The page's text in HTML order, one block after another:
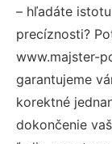
– hľadáte
precíznosti?
www.majster-
garantujeme
korektné
dokončenie